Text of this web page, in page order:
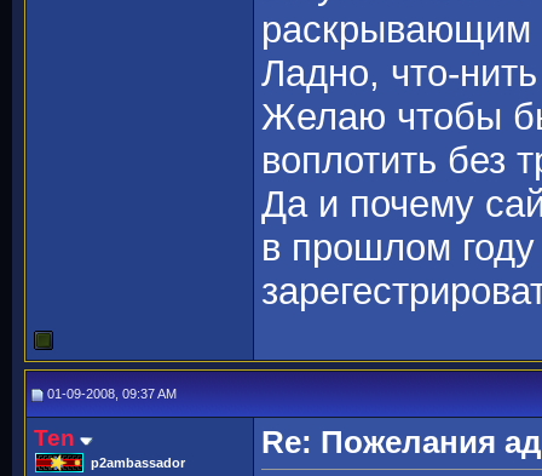
раскрывающим
Ладно, что-
Желаю чтобы
воплотить без
Да и почему
в прошлом
01-09-2008, 09:37 AM
Ten
p2ambassador
Re: Пожелания